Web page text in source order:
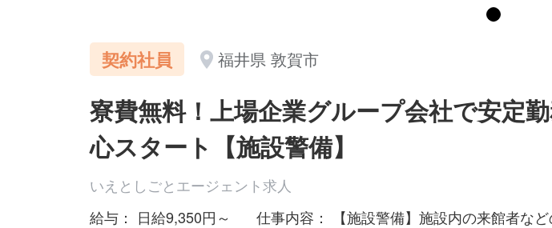
契約社員 福井県 敦賀市
寮費無料！上場企業グループ会社で安
心スタート【施設警備】
いえとしごとエージェント求人
給与： 日給9,350円～
仕事内容： 【施設警備】施設内の来館者な